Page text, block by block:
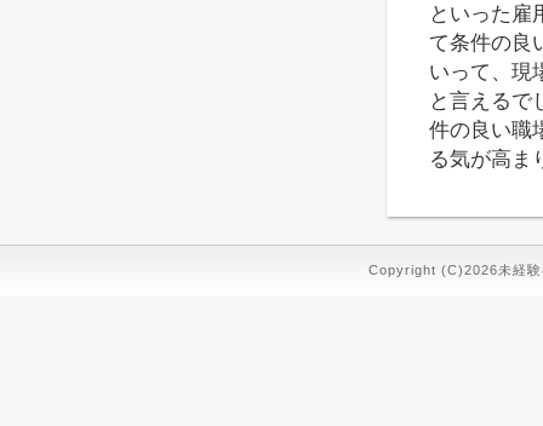
といった雇
て条件の良
いって、現
と言えるで
件の良い職
る気が高ま
Copyright (C)2026未経